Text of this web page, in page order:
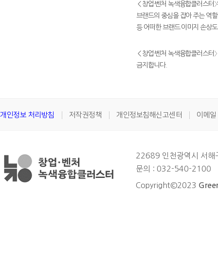
＜창업·벤처 녹색융합클러스
브랜드의 중심을 잡아 주는 역
등 어떠한 브랜드 이미지 손상
＜창업·벤처 녹색융합클러스
금지합니다.
개인정보 처리방침 저작권정책 개인정보침해신고센터 이메
22689 인천광역시 서해
문의 : 032-540-2100
Copyright©2023